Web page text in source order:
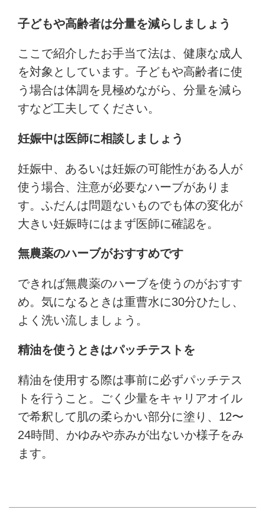
子どもや高齢者は分量を減らしましょう
ここで紹介したお手当て法は、健康な成人
を対象としています。子どもや高齢者に使
う場合は体調を見極めながら、分量を減ら
すなど工夫してください。
妊娠中は医師に相談しましょう
妊娠中、あるいは妊娠の可能性がある人が
使う場合、注意が必要なハーブがありま
す。ふだんは問題ないものでも体の変化が
大きい妊娠時にはまず医師に確認を。
無農薬のハーブがおすすめです
できれば無農薬のハーブを使うのがおすす
め。気になるときは重曹水に30分ひたし、
よく洗い流しましょう。
精油を使うときはパッチテストを
精油を使用する際は事前に必ずパッチテス
トを行うこと。ごく少量をキャリアオイル
で希釈して肌の柔らかい部分に塗り、12〜
24時間、かゆみや赤みが出ないか様子をみ
ます。